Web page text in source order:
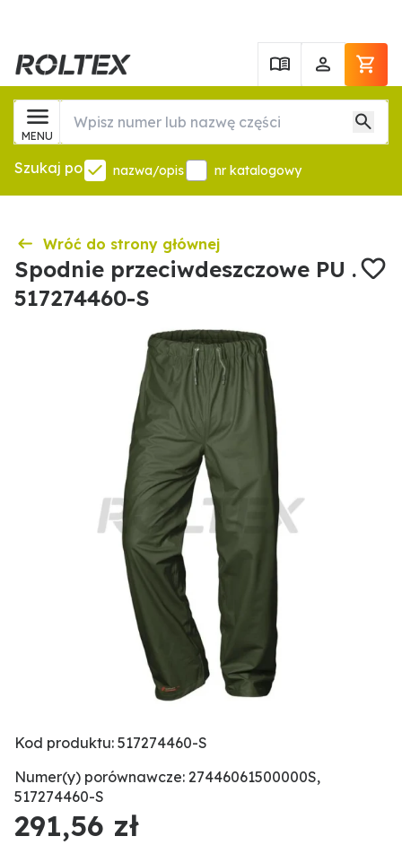
MENU
Szukaj po nazwa/opis nr katalogowy
Wróć do strony głównej
Spodnie przeciwdeszczowe PU .
517274460-S
Kod produktu: 517274460-S
Numer(y) porównawcze: 27446061500000S,
517274460-S
291,56 zł